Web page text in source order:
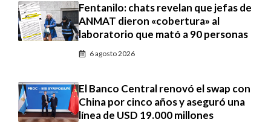
Fentanilo: chats revelan que jefas de
ANMAT dieron «cobertura» al
laboratorio que mató a 90 personas
6 agosto 2026
El Banco Central renovó el swap con
China por cinco años y aseguró una
línea de USD 19.000 millones